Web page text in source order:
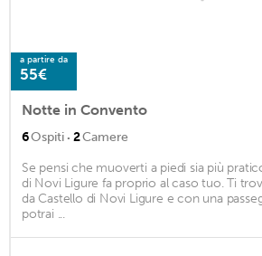
a partire da
55€
Notte in Convento
6Ospiti · 2Camere
Se pensi che muoverti a piedi sia più
di Novi Ligure fa proprio al caso tuo. Ti
da Castello di Novi Ligure e con una
potrai ...